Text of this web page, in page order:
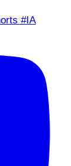
#IA